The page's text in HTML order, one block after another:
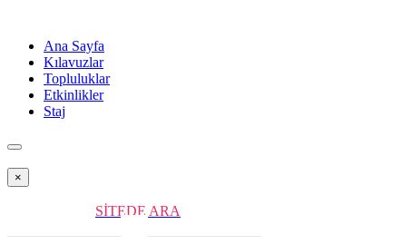
Ana Sayfa
Kılavuzlar
Topluluklar
Etkinlikler
Staj
×
SİTEDE ARA